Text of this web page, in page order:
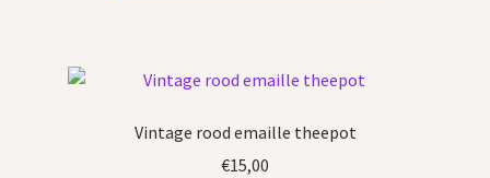
Vintage rood emaille theepot
€15,00